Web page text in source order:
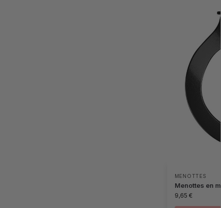
MENOTTES
Menottes en
9,65 €